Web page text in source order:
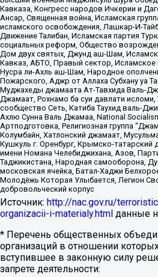
Кавказа, Конгресс народов Ичкерии и
Ансар, Священная война, Исламская
исламского освобождения, Лашкар-И-
Движение Талибан, Исламская партия
социальных реформ, Общество
Дом двух святых, Джунд аш-Шам,
Кавказ, АБТО, Правый сектор, Исламское
Нусра ли-Ахль аш-Шам, Народное
Пожарского, Аджр от Аллаха Субхану уа
Муджахеды джамаата Ат-Тавхида Валь-
Джамаат, Рохнамо ба суи давлати
сообщество Сеть, Катиба Таухид валь-
Ахлю Сунна Валь Джамаа, National
Артподготовка, Религиозная группа
Колумбайн, Хатлонский джамаат,
Кушкуль г. Оренбург, Крымско-татарский
имени Номана Челебиджихана, Азов,
Таджикистана, Народная самооборона,
московская ячейка, Батал-Хаджи
Молодёжь Которая Улыбается, Легион
добровольческий корпус
Источник: http://nac.gov.ru/
organizacii-i-materialy.html данные
* Перечень общественных
организаций в отношении
вступившее в законную силу
запрете деятельности: